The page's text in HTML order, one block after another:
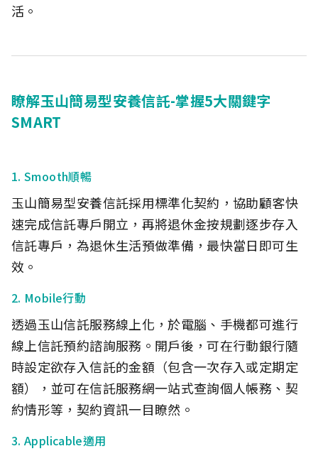
活。
瞭解玉山簡易型安養信託-掌握5大關鍵字
SMART
1. Smooth順暢
玉山簡易型安養信託採用標準化契約，協助顧客快
速完成信託專戶開立，再將退休金按規劃逐步存入
信託專戶，為退休生活預做準備，最快當日即可生
效。
2. Mobile行動
透過玉山信託服務線上化，於電腦、手機都可進行
線上信託預約諮詢服務。開戶後，可在行動銀行隨
時設定欲存入信託的金額（包含一次存入或定期定
額），並可在信託服務網一站式查詢個人帳務、契
約情形等，契約資訊一目瞭然。
3. Applicable適用